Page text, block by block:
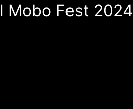
Mobo Fest 2024